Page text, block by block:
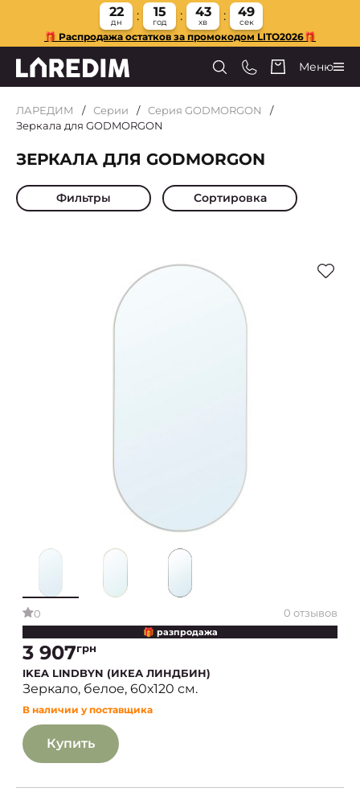
22
дн
15
год
43
хв
49
сек
🎁 Распродажа остатков за промокодом LITO2026🎁
Меню
ЛАРЕДИМ Серии
Cерия GODMORGON
Зеркала для GODMORGON
ЗЕРКАЛА ДЛЯ GODMORGON
Фильтры Сортировка
0 0 отзывов
🎁 разпродажа
3 907грн
IKEA LINDBYN (ИКЕА ЛИНДБИН)
Зеркало, белое, 60х120 см.
В наличии у поставщика
Купить